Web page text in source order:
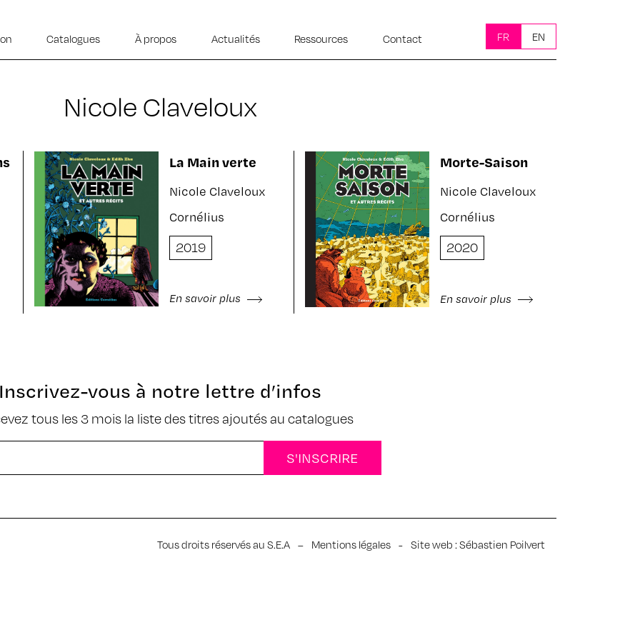
Catalogues À propos Actualités Ressources Contact FR EN
Nicole Claveloux
La Main verte
Nicole Claveloux
Cornélius
2019
En savoir plus
Morte-Saison
Nicole Claveloux
Cornélius
2020
En savoir plus
Inscrivez-vous à notre lettre d’infos
tous les 3 mois la liste des titres ajoutés au catalogues
Tous droits réservés au S.E.A – Mentions légales - Site web :Sébastien Poilvert